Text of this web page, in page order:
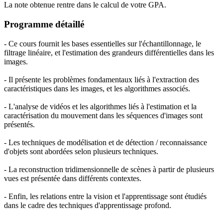
La note obtenue rentre dans le calcul de votre GPA.
Programme détaillé
- Ce cours fournit les bases essentielles sur l'échantillonnage, le
filtrage linéaire, et l'estimation des grandeurs différentielles dans les
images.
- Il présente les problèmes fondamentaux liés à l'extraction des
caractéristiques dans les images, et les algorithmes associés.
- L'analyse de vidéos et les algorithmes liés à l'estimation et la
caractérisation du mouvement dans les séquences d'images sont
présentés.
- Les techniques de modélisation et de détection / reconnaissance
d'objets sont abordées selon plusieurs techniques.
- La reconstruction tridimensionnelle de scènes à partir de plusieurs
vues est présentée dans différents contextes.
- Enfin, les relations entre la vision et l'apprentissage sont étudiés
dans le cadre des techniques d'apprentissage profond.